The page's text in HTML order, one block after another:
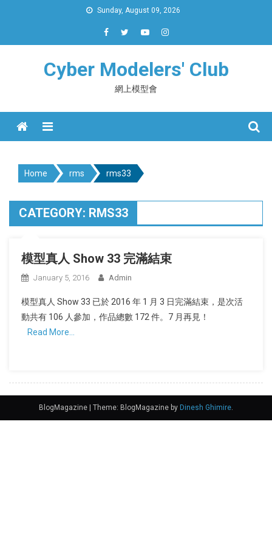
Sunday, August 09, 2026
Cyber Modelers' Club
網上模型會
Menu
Home rms rms33
CATEGORY: RMS33
模型真人 Show 33 完滿結束
January 5, 2016 Admin
模型真人 Show 33 已於 2016 年 1 月 3 日完滿結束，是次活
動共有 106 人參加，作品總數 172 件。7 月再見！
Read More…
BlogMagazine Theme: BlogMagazine by Dinesh Ghimire.